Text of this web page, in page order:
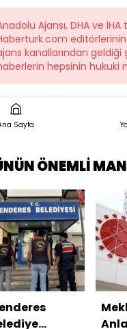
Ajansı, DHA ve
kanallarından geldiği
hepsinin hukuki
Sayfa
ÖNEMLİ